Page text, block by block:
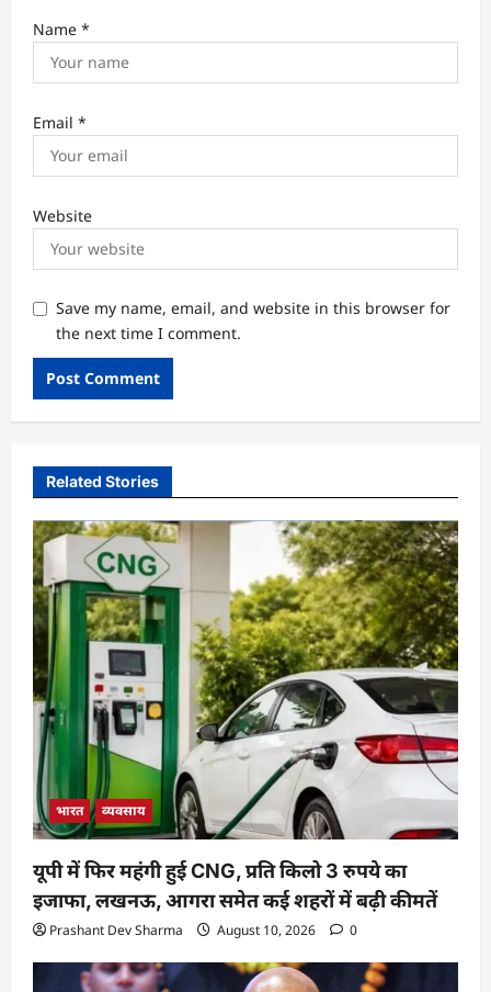
Name *
Email *
Website
Save my name, email, and website in this browser for
the next time I comment.
Related Stories
भारत व्यवसाय
यूपी में फिर महंगी हुई CNG, प्रति किलो 3 रुपये का
इजाफा, लखनऊ, आगरा समेत कई शहरों में बढ़ी कीमतें
Prashant Dev Sharma August 10, 2026 0